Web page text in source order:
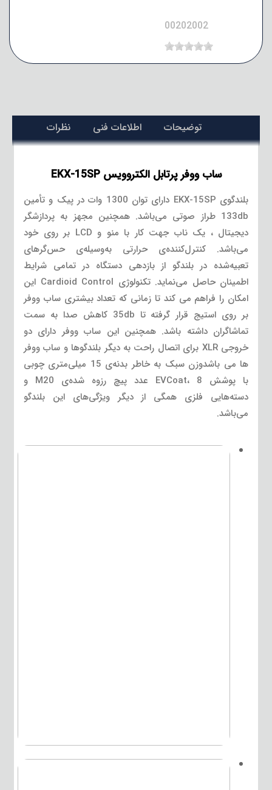
00202002
توضیحات اطلاعات فنی نظرات
ساب ووفر پرتابل الکتروویس EKX-15SP
بلندگوی EKX-15SP دارای توان 1300 وات در پیک و تأمین
133db طراز صوتی می‌باشد. همچنین مجهز به پردازشگر
دیجیتال ، یک ناب جهت کار با منو و LCD بر روی خود
می‌باشد. کنترل‌کننده‌ی حرارتی به‌وسیله‌ی حس‌گرهای
تعبیه‌شده در بلندگو از بازدهی دستگاه در تمامی شرایط
اطمینان حاصل می‌نماید. تکنولوژی Cardioid Control این
امکان را فراهم می کند تا زمانی که تعداد بیشتری ساب ووفر
بر روی استیج قرار گرفته تا 35db کاهش صدا به سمت
تماشاگران داشته باشد. همچنین این ساب ووفر دارای دو
خروجی XLR برای اتصال راحت به دیگر بلندگوها و ساب ووفر
ها می باشدوزن سبک به خاطر بدنه‌ی 15 میلی‌متری چوبی
با پوشش EVCoat، 8 عدد پیچ رزوه شده‌ی M20 و
دسته‌هایی فلزی همگی از دیگر ویژگی‌های این بلندگو
می‌باشد.